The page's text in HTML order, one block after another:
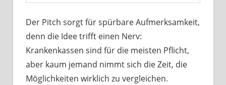
Der Pitch sorgt für spürbare Aufmerksamkeit,
denn die Idee trifft einen Nerv:
Krankenkassen sind für die meisten Pflicht,
aber kaum jemand nimmt sich die Zeit, die
Möglichkeiten wirklich zu vergleichen.